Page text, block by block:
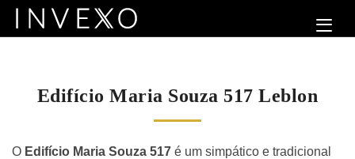
Edifício Maria Souza 517 Leblon
O Edifício Maria Souza 517 é um simpático e tradicional